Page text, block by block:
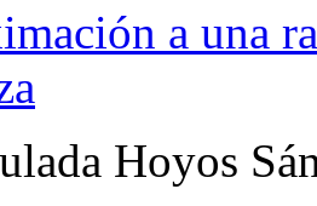
a una
Hoyos